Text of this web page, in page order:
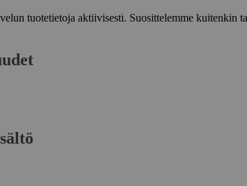
tuotetietoja aktiivisesti. Suosittelemme kuitenkin